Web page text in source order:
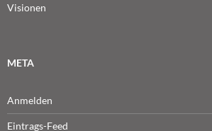
Visionen
META
Anmelden
Eintrags-Feed